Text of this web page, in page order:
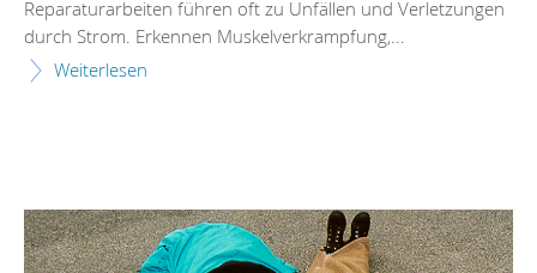
Reparaturarbeiten führen oft zu Unfällen und Verletzungen
durch Strom. Erkennen Muskelverkrampfung,...
Weiterlesen